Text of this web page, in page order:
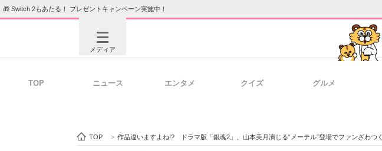
🎁 Switch 2もあたる！ プレゼントキャンペーン実施中！
メディア
TOP ニュース エンタメ クイズ グルメ
TOP > 作品違いますよね!? ドラマ版「銀魂2」、山本美月演じる“メーテル”登場でファンざわつく